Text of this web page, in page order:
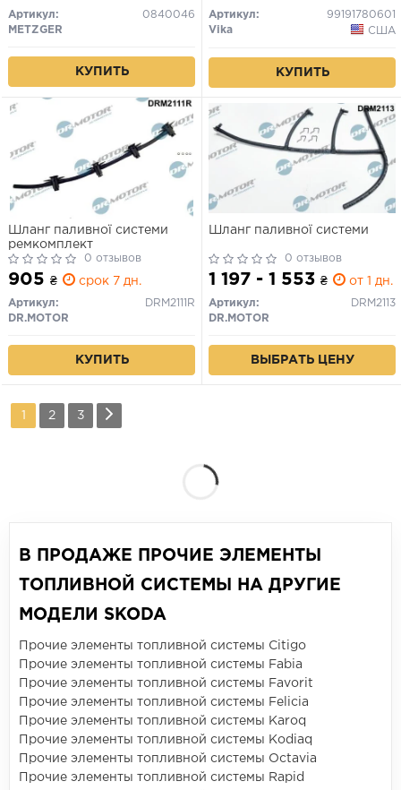
Артикул:
0840046
METZGER
КУПИТЬ
Артикул:
99191780601
Vika
США
КУПИТЬ
Шланг паливної системи
ремкомплект
0 отзывов
905 ₴ срок 7 дн.
Артикул:
DRM2111R
DR.MOTOR
КУПИТЬ
Шланг паливної системи
0 отзывов
1 197 - 1 553 ₴ от 1 дн.
Артикул:
DRM2113
DR.MOTOR
ВЫБРАТЬ ЦЕНУ
1 2 3
В ПРОДАЖЕ ПРОЧИЕ ЭЛЕМЕНТЫ
ТОПЛИВНОЙ СИСТЕМЫ НА ДРУГИЕ
МОДЕЛИ SKODA
Прочие элементы топливной системы Citigo
Прочие элементы топливной системы Fabia
Прочие элементы топливной системы Favorit
Прочие элементы топливной системы Felicia
Прочие элементы топливной системы Karoq
Прочие элементы топливной системы Kodiaq
Прочие элементы топливной системы Octavia
Прочие элементы топливной системы Rapid